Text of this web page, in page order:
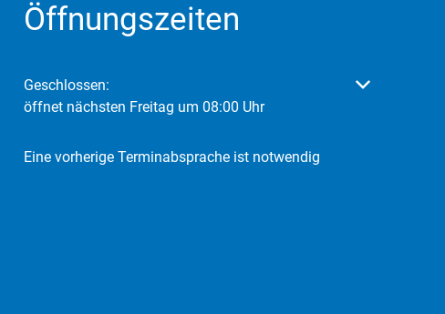
Öffnungszeiten
Klicken, um weitere Öffnungs- oder Schließzeiten auszublenden
Geschlossen:
öffnet nächsten Freitag um 08:00 Uhr
Eine vorherige Terminabsprache ist notwendig